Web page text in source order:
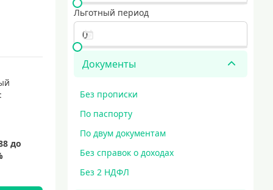
кредитные карты для совершения покупок
Льготный период
Документы
Без прописки
По паспорту
По двум документам
Без справок о доходах
Без 2 НДФЛ